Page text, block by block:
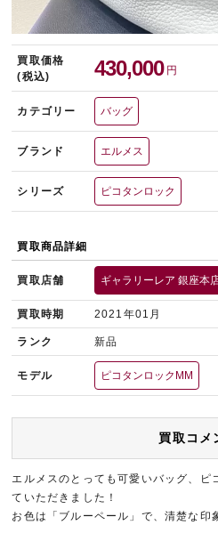
買取価格
(税込)
430,000 円
カテゴリー バッグ
ブランド エルメス
シリーズ ピコタンロック
買取商品詳細
買取店舗 ギャラリーレア 銀座本
買取時期 2021年01月
ランク 新品
モデル ピコタンロックMM
買取コメ
エルメスのとっても可愛いバッグ、ピ
ていただきました！
お色は「ブルーペール」で、清楚な印